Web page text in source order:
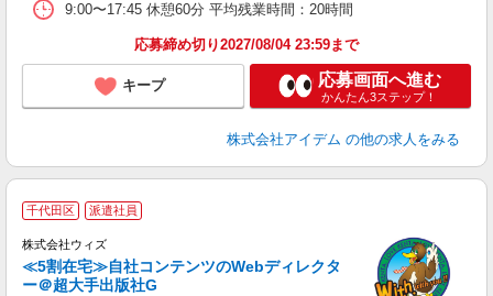
9:00〜17:45 休憩60分 平均残業時間：20時間
応募締め切り2027/08/04 23:59まで
キープ 応募画面へ進む
かんたん3ステップ！
株式会社アイデム の他の求人をみる
千代田区 派遣社員
株式会社ウィズ
≪5割在宅≫自社コンテンツのWebディレクタ
ー＠超大手出版社G